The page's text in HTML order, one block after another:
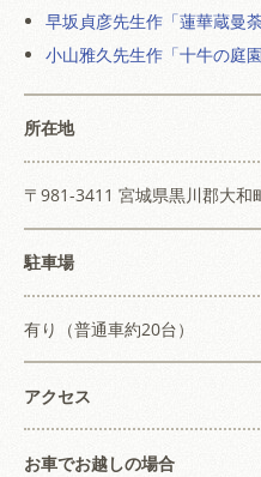
早坂貞彦先生作「蓮華蔵曼荼
小山雅久先生作「十牛の庭園
所在地
〒981-3411 宮城県黒川郡大和
駐車場
有り（普通車約20台）
アクセス
お車でお越しの場合